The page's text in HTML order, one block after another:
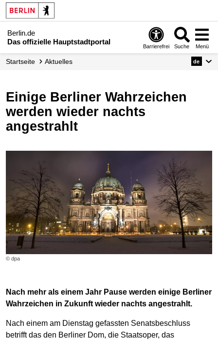
Berlin.de
Das offizielle Hauptstadtportal
Barrierefrei Suche Menü
Startseite Aktuelles de
Einige Berliner Wahrzeichen
werden wieder nachts
angestrahlt
© dpa
Nach mehr als einem Jahr Pause werden einige Berliner
Wahrzeichen in Zukunft wieder nachts angestrahlt.
Nach einem am Dienstag gefassten Senatsbeschluss
betrifft das den Berliner Dom, die Staatsoper, das